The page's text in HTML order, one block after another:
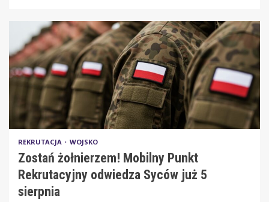
REKRUTACJA WOJSKO
Zostań żołnierzem! Mobilny Punkt
Rekrutacyjny odwiedza Syców już 5
sierpnia